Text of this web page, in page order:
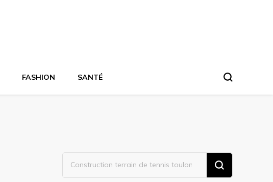
FASHION SANTÉ
Vous
recherchiez